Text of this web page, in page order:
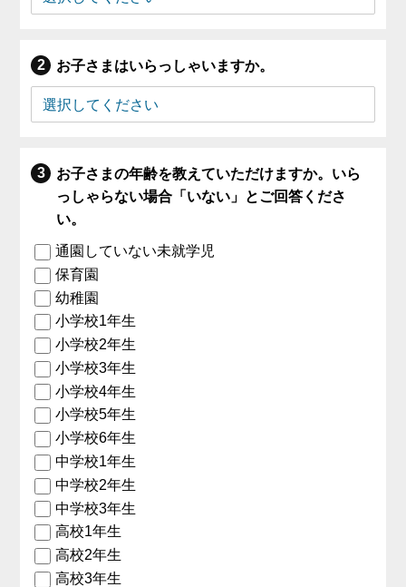
お子さまはいらっしゃいますか。
お子さまの年齢を教えていただけますか。いら
っしゃらない場合「いない」とご回答くださ
い。
通園していない未就学児
保育園
幼稚園
小学校1年生
小学校2年生
小学校3年生
小学校4年生
小学校5年生
小学校6年生
中学校1年生
中学校2年生
中学校3年生
高校1年生
高校2年生
高校3年生